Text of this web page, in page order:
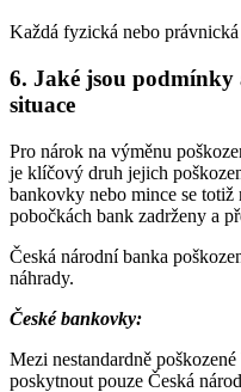
Každá fyzická nebo právnická
6. Jaké jsou podmínky
situace
Pro nárok na výměnu
je klíčový druh jejich
bankovky nebo mince se
pobočkách bank zadrženy a
Česká národní banka
náhrady.
České bankovky:
Mezi nestandardně
poskytnout pouze Česká